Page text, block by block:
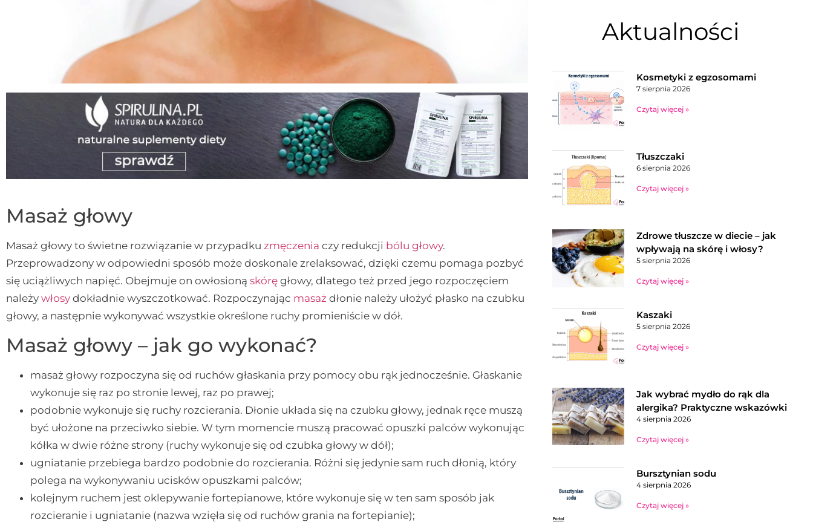
Masaż głowy
Masaż głowy to świetne rozwiązanie w przypadku zmęczenia czy redukcji bólu głowy.
Przeprowadzony w odpowiedni sposób może doskonale zrelaksować, dzięki czemu pomaga pozbyć
się uciążliwych napięć. Obejmuje on owłosioną skórę głowy, dlatego też przed jego rozpoczęciem
należy włosy dokładnie wyszczotkować. Rozpoczynając masaż dłonie należy ułożyć płasko na czubku
głowy, a następnie wykonywać wszystkie określone ruchy promieniście w dół.
Masaż głowy – jak go wykonać?
masaż głowy rozpoczyna się od ruchów głaskania przy pomocy obu rąk jednocześnie. Głaskanie
wykonuje się raz po stronie lewej, raz po prawej;
podobnie wykonuje się ruchy rozcierania. Dłonie układa się na czubku głowy, jednak ręce muszą
być ułożone na przeciwko siebie. W tym momencie muszą pracować opuszki palców wykonując
kółka w dwie różne strony (ruchy wykonuje się od czubka głowy w dół);
ugniatanie przebiega bardzo podobnie do rozcierania. Różni się jedynie sam ruch dłonią, który
polega na wykonywaniu ucisków opuszkami palców;
kolejnym ruchem jest oklepywanie fortepianowe, które wykonuje się w ten sam sposób jak
rozcieranie i ugniatanie (nazwa wzięła się od ruchów grania na fortepianie);
Aktualności
Kosmetyki z egzosomami
7 sierpnia 2026
Czytaj więcej »
Tłuszczaki
6 sierpnia 2026
Czytaj więcej »
Zdrowe tłuszcze w diecie – jak
wpływają na skórę i włosy?
5 sierpnia 2026
Czytaj więcej »
Kaszaki
5 sierpnia 2026
Czytaj więcej »
Jak wybrać mydło do rąk dla
alergika? Praktyczne wskazówki
4 sierpnia 2026
Czytaj więcej »
Bursztynian sodu
4 sierpnia 2026
Czytaj więcej »